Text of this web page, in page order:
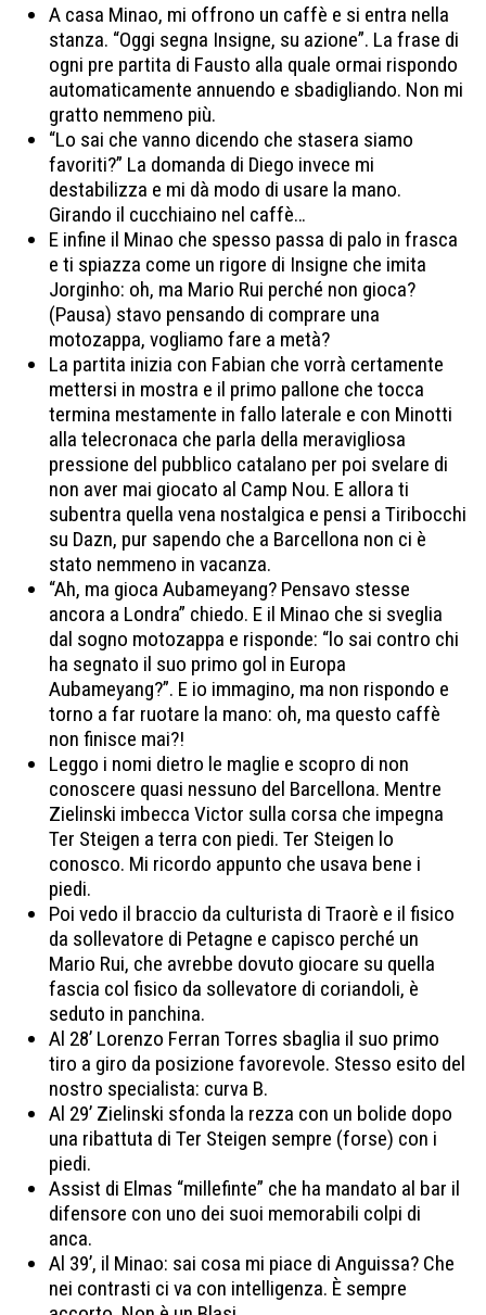
A casa Minao, mi offrono un caffè e si entra nella
stanza. “Oggi segna Insigne, su azione”. La frase di
ogni pre partita di Fausto alla quale ormai rispondo
automaticamente annuendo e sbadigliando. Non mi
gratto nemmeno più.
“Lo sai che vanno dicendo che stasera siamo
favoriti?” La domanda di Diego invece mi
destabilizza e mi dà modo di usare la mano.
Girando il cucchiaino nel caffè…
E infine il Minao che spesso passa di palo in frasca
e ti spiazza come un rigore di Insigne che imita
Jorginho: oh, ma Mario Rui perché non gioca?
(Pausa) stavo pensando di comprare una
motozappa, vogliamo fare a metà?
La partita inizia con Fabian che vorrà certamente
mettersi in mostra e il primo pallone che tocca
termina mestamente in fallo laterale e con Minotti
alla telecronaca che parla della meravigliosa
pressione del pubblico catalano per poi svelare di
non aver mai giocato al Camp Nou. E allora ti
subentra quella vena nostalgica e pensi a Tiribocchi
su Dazn, pur sapendo che a Barcellona non ci è
stato nemmeno in vacanza.
“Ah, ma gioca Aubameyang? Pensavo stesse
ancora a Londra” chiedo. E il Minao che si sveglia
dal sogno motozappa e risponde: “lo sai contro chi
ha segnato il suo primo gol in Europa
Aubameyang?”. E io immagino, ma non rispondo e
torno a far ruotare la mano: oh, ma questo caffè
non finisce mai?!
Leggo i nomi dietro le maglie e scopro di non
conoscere quasi nessuno del Barcellona. Mentre
Zielinski imbecca Victor sulla corsa che impegna
Ter Steigen a terra con piedi. Ter Steigen lo
conosco. Mi ricordo appunto che usava bene i
piedi.
Poi vedo il braccio da culturista di Traorè e il fisico
da sollevatore di Petagne e capisco perché un
Mario Rui, che avrebbe dovuto giocare su quella
fascia col fisico da sollevatore di coriandoli, è
seduto in panchina.
Al 28’ Lorenzo Ferran Torres sbaglia il suo primo
tiro a giro da posizione favorevole. Stesso esito del
nostro specialista: curva B.
Al 29’ Zielinski sfonda la rezza con un bolide dopo
una ribattuta di Ter Steigen sempre (forse) con i
piedi.
Assist di Elmas “millefinte” che ha mandato al bar il
difensore con uno dei suoi memorabili colpi di
anca.
Al 39’, il Minao: sai cosa mi piace di Anguissa? Che
nei contrasti ci va con intelligenza. È sempre